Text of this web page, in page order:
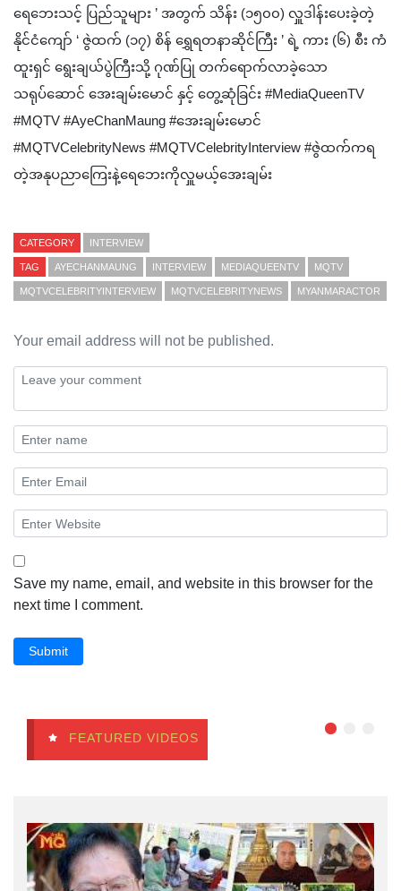
ရေဘေးသင့် ပြည်သူများ ’ အတွက် သိန်း (၁၅၀၀) လှူဒါန်းပေးခဲ့တဲ့
နိုင်ငံကျော် ‘ ဇွဲထက် (၁၇) စိန် ရွှေရတနာဆိုင်ကြီး ’ ရဲ့ ကား (၆) စီး ကံ
ထူးရှင် ရွေးချယ်ပွဲကြီးသို့ ဂုဏ်ပြု တက်ရောက်လာခဲ့သော
သရုပ်ဆောင် အေးချမ်းမောင် နှင့် တွေ့ဆုံခြင်း #MediaQueenTV
#MQTV #AyeChanMaung #အေးချမ်းမောင်
#MQTVCelebrityNews #MQTVCelebrityInterview #ဇွဲထက်ကရ
တဲ့အနုပညာကြေးနဲ့ရေဘေးကိုလှူမယ့်အေးချမ်း
CATEGORY INTERVIEW
TAG AYECHANMAUNG INTERVIEW MEDIAQUEENTV MQTV
MQTVCELEBRITYINTERVIEW MQTVCELEBRITYNEWS MYANMARACTOR
Your email address will not be published.
Save my name, email, and website in this browser for the
next time I comment.
Submit
FEATURED VIDEOS